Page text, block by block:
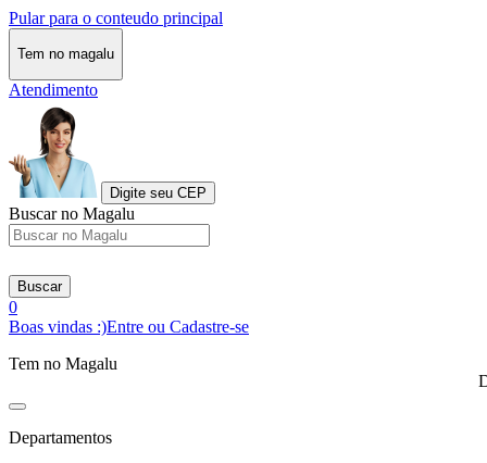
Pular para o conteudo principal
Tem no magalu
Atendimento
Digite seu CEP
Buscar no Magalu
Buscar
0
Boas vindas :)Entre ou Cadastre-se
Tem no Magalu
Departamentos